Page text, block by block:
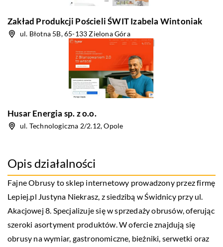
Zakład Produkcji Pościeli ŚWIT Izabela Wintoniak
ul. Błotna 5B, 65-133 Zielona Góra
Husar Energia sp. z o.o.
ul. Technologiczna 2/2.12, Opole
Opis działalności
Fajne Obrusy to sklep internetowy prowadzony przez firmę
Lepiej.pl Justyna Niekrasz, z siedzibą w Świdnicy przy ul.
Akacjowej 8. Specjalizuje się w sprzedaży obrusów, oferując
szeroki asortyment produktów. W ofercie znajdują się
obrusy na wymiar, gastronomiczne, bieżniki, serwetki oraz